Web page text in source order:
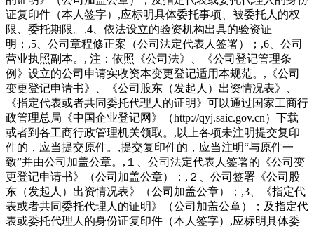
证复印件（本人签字）,应标明具体委托事项、被委托人的权
限、委托期限。,4、依法设立的验资机构出具的验资证
明；,5、公司章程修正案（公司法定代表人签署）；,6、公司
营业执照副本。, 注：依照《公司法》、《公司登记管理条
例》设立的公司申请实收资本变更登记适用本规范。,《公司
变更登记申请书》、《公司股东（发起人）出资情况表》、
《指定代表或者共同委托代理人的证明》可以通过国家工商行
政管理总局《中国企业登记网》（http://qyj.saic.gov.cn）下载
或者到各工商行政管理机关领取。,以上各项未注明提交复印
件的，应当提交原件。,提交复印件的，应当注明“与原件一
致”并由公司加盖公章。,１、公司法定代表人签署的《公司变
更登记申请书》（公司加盖公章）；,２、公司签署《公司股
东（发起人）出资情况表》（公司加盖公章）；,3、《指定代
表或者共同委托代理人的证明》（公司加盖公章）；及指定代
表或委托代理人的身份证复印件（本人签字）,应标明具体委